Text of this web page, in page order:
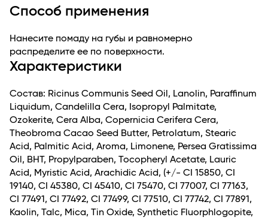
слоя. Цветовая палитра увлажняющей глянцевой
гаммой сатиновых, перламутровых и
суперперламутровых оттенков. Перламутровая
губная помада подойдет как для повседневного
образа.
Способ применения
Нанесите помаду на губы и равномерно
распределите ее по поверхности.
Характеристики
Состав: Ricinus Communis Seed Oil, Lanolin, Paraffinum
Liquidum, Candelilla Cera, Isopropyl Palmitate,
Ozokerite, Cera Alba, Copernicia Cerifera Cera,
Theobroma Cacao Seed Butter, Petrolatum, Stearic
Acid, Palmitic Acid, Aroma, Limonene, Persea Gratissima
Oil, BHT, Propylparaben, Tocopheryl Acetate, Lauric
Acid, Myristic Acid, Arachidic Acid, (+/- CI 15850, CI
19140, CI 45380, CI 45410, CI 75470, CI 77007, CI 77163,
CI 77491, CI 77492, CI 77499, CI 77510, CI 77742, CI 77891,
Kaolin, Talc, Mica, Tin Оxide, Synthetic Fluorphlogopite,